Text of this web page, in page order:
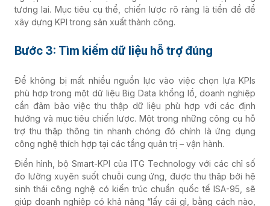
tương lai. Mục tiêu cụ thể, chiến lược rõ ràng là tiền đề để
xây dựng KPI trong sản xuất thành công.
Bước 3: Tìm kiếm dữ liệu hỗ trợ đúng
Để không bị mất nhiều nguồn lực vào việc chọn lựa KPIs
phù hợp trong một dữ liệu Big Data khổng lồ, doanh nghiệp
cần đảm bảo việc thu thập dữ liệu phù hợp với các định
hướng và mục tiêu chiến lược. Một trong những công cụ hỗ
trợ thu thập thông tin nhanh chóng đó chính là ứng dụng
công nghệ thích hợp tại các tầng quản trị – vận hành.
Điển hình, bộ Smart-KPI của ITG Technology với các chỉ số
đo lường xuyên suốt chuỗi cung ứng, được thu thập bởi hệ
sinh thái công nghệ có kiến trúc chuẩn quốc tế ISA-95, sẽ
giúp doanh nghiệp có khả năng “lấy cái gì, bằng cách nào,